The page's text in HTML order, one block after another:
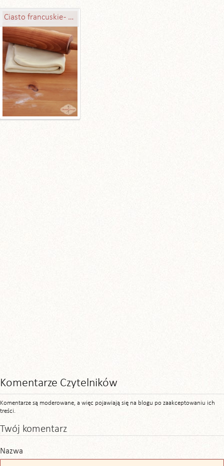
Ciasto francuskie - idealne
Komentarze Czytelników
Komentarze są moderowane, a więc pojawiają się na blogu po zaakceptowaniu ich
treści.
Twój komentarz
Nazwa